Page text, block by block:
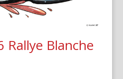
Rallye Blanche